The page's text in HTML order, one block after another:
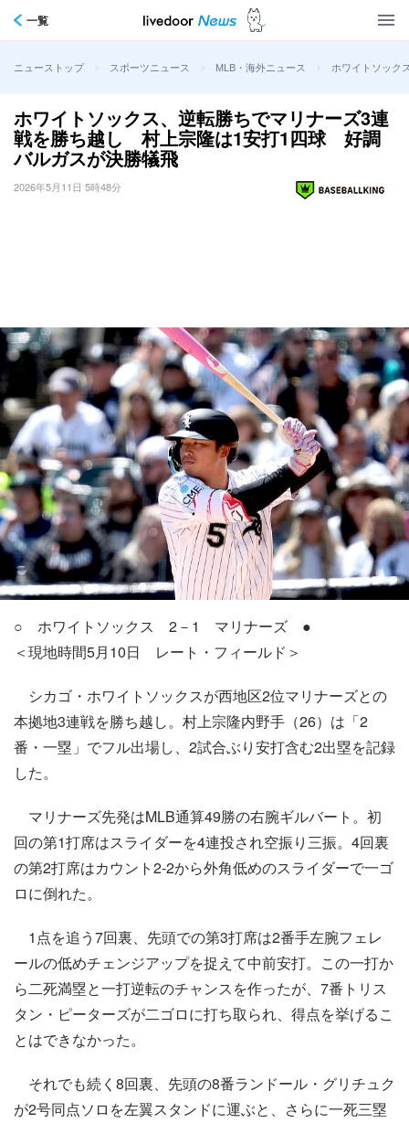
一覧
ニューストップ > スポーツニュース > MLB・海外ニュース > ホワイトソック
ホワイトソックス、逆転勝ちでマリナーズ3連
戦を勝ち越し 村上宗隆は1安打1四球 好調
バルガスが決勝犠飛
2026年5月11日 5時48分
○ ホワイトソックス 2－1 マリナーズ ●
＜現地時間5月10日 レート・フィールド＞
シカゴ・ホワイトソックスが西地区2位マリナーズとの
本拠地3連戦を勝ち越し。村上宗隆内野手（26）は「2
番・一塁」でフル出場し、2試合ぶり安打含む2出塁を記録
した。
マリナーズ先発はMLB通算49勝の右腕ギルバート。初
回の第1打席はスライダーを4連投され空振り三振。4回裏
の第2打席はカウント2-2から外角低めのスライダーで一ゴ
ロに倒れた。
1点を追う7回裏、先頭での第3打席は2番手左腕フェレ
ールの低めチェンジアップを捉えて中前安打。この一打か
ら二死満塁と一打逆転のチャンスを作ったが、7番トリス
タン・ピーターズが二ゴロに打ち取られ、得点を挙げるこ
とはできなかった。
それでも続く8回裏、先頭の8番ランドール・グリチュク
が2号同点ソロを左翼スタンドに運ぶと、さらに一死三塁